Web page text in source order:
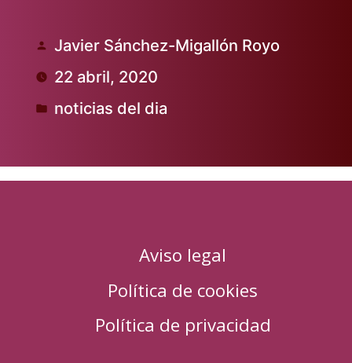
Publicado
por
Javier Sánchez-Migallón Royo
22 abril, 2020
Publicado
noticias del dia
Aviso legal
Política de cookies
Política de privacidad